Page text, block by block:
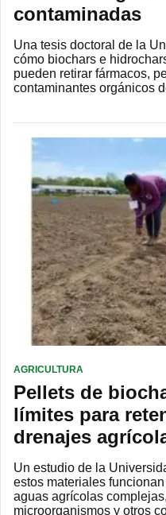
contaminadas
Una tesis doctoral de la
cómo biochars e
pueden retirar fármacos,
contaminantes orgánicos
AGRICULTURA
Pellets de
límites para
drenajes
Un estudio de la
estos materiales
aguas agrícolas
microorganismos y otros